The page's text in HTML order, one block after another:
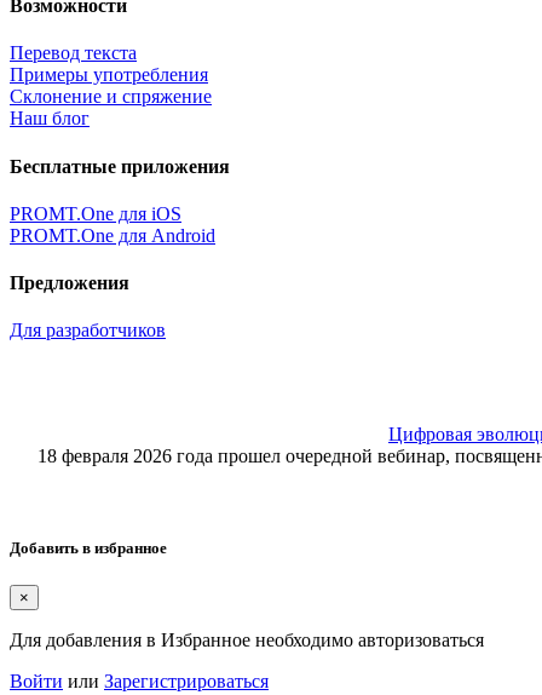
Возможности
Перевод текста
Примеры употребления
Склонение и спряжение
Наш блог
Бесплатные приложения
PROMT.One для iOS
PROMT.One для Android
Предложения
Для разработчиков
Цифровая
18 февраля 2026 года прошел очередной вебинар,
Добавить в избранное
×
Для добавления в Избранное необходимо авторизоваться
Войти или Зарегистрироваться